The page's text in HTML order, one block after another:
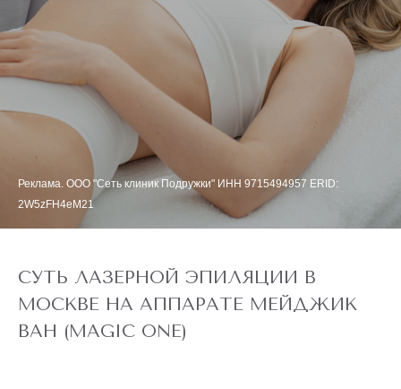
Реклама. ООО "Сеть клиник Подружки" ИНН 9715494957 ERID:
2W5zFH4eM21
СУТЬ ЛАЗЕРНОЙ ЭПИЛЯЦИИ В
МОСКВЕ НА АППАРАТЕ МЕЙДЖИК
ВАН (MAGIC ONE)